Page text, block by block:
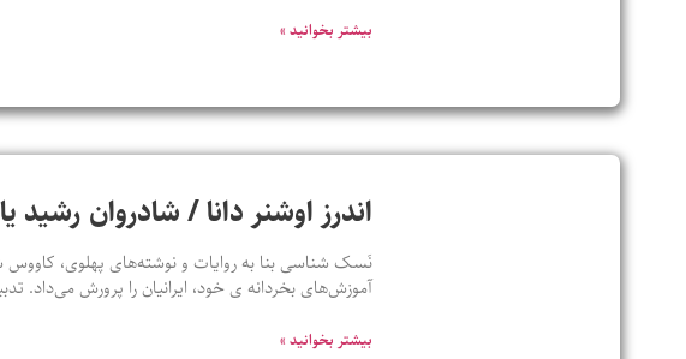
بیشتر بخوانید »
اندرز اوشنر دانا / شادروان رشید
نَسک شناسی بنا به روایات و نوشته‌های پهلوی، کاووس
آموزش‌های بخردانه ی خود، ایرانیان را پرورش می‌داد.
بیشتر بخوانید »